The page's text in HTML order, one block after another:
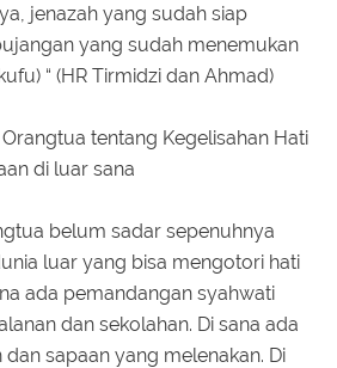
jenazah yang sudah siap
yang sudah menemukan
“ (HR Tirmidzi dan Ahmad)
tentang Kegelisahan Hati
di luar sana
belum sadar sepenuhnya
luar yang bisa mengotori hati
ada pemandangan syahwati
dan sekolahan. Di sana ada
sapaan yang melenakan. Di